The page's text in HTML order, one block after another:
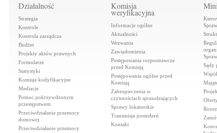
Działalność
Strategia
Kontrole
Kontrola zarządcza
Budżet
Projekty aktów prawnych
Formularze
Statystyki
Komisje kodyfikacyjne
Mediacje
Pomoc pokrzywdzonym
przestępstwem
Przeciwdziałanie przemocy
domowej
Przeciwdziałanie przemocy
Komisja
weryfikacyjna
Informacje ogólne
Aktualności
Wezwania
Zawiadomienia
Postępowania rozpoznawcze
przed Komisją
Postępowania ogólne przed
Komisją
Zabezpieczenia w
czynnościach sprawdzających
Sprawy lokatorskie
Transmisja posiedzeń
Kontakt
Sądy